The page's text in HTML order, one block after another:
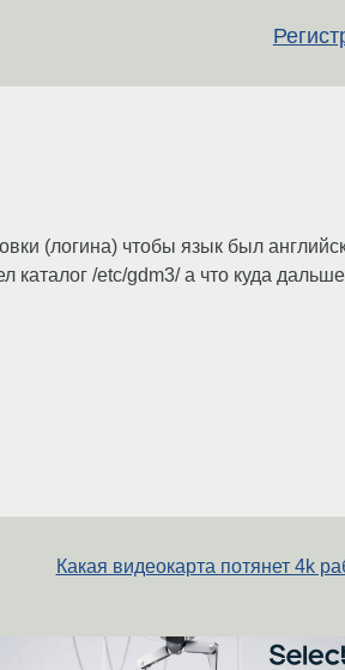
(логина) чтобы язык был
каталог /etc/gdm3/ а что куда дальше
Какая видеокарта потянет 4k